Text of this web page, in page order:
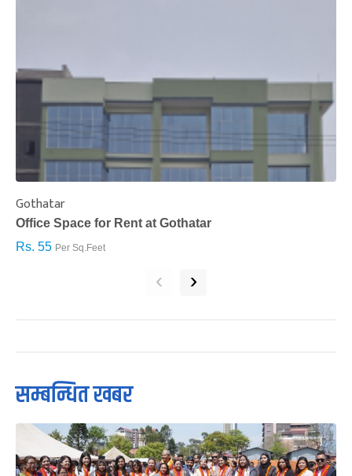
Gothatar
Office Space for Rent at Gothatar
Rs. 55 Per Sq.Feet
‹ ›
सम्बन्धित खबर